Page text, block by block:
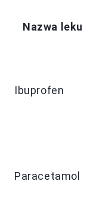
Nazwa leku
Ibuprofen
Paracetamol